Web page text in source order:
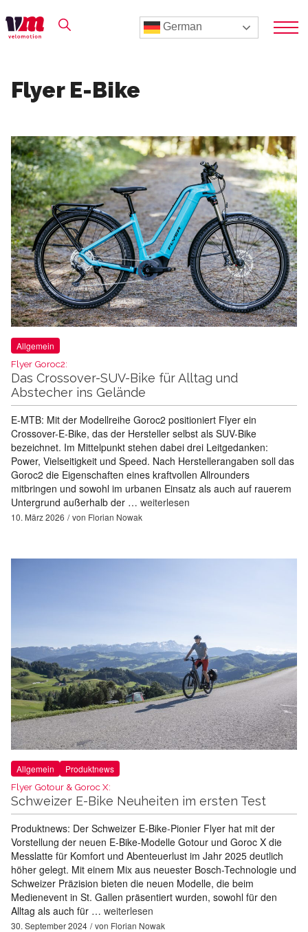
German
Flyer E-Bike
Allgemein
Flyer Goroc2:
Das Crossover-SUV-Bike für Alltag und
Abstecher ins Gelände
E-MTB: Mit der Modellreihe Goroc2 positioniert Flyer ein
Crossover-E-Bike, das der Hersteller selbst als SUV-Bike
bezeichnet. Im Mittelpunkt stehen dabei drei Leitgedanken:
Power, Vielseitigkeit und Speed. Nach Herstellerangaben soll das
Goroc2 die Eigenschaften eines kraftvollen Allrounders
mitbringen und sowohl im urbanen Einsatz als auch auf rauerem
Untergrund außerhalb der … weiterlesen
10. März 2026 von Florian Nowak
Allgemein Produktnews
Flyer Gotour & Goroc X:
Schweizer E-Bike Neuheiten im ersten Test
Produktnews: Der Schweizer E-Bike-Pionier Flyer hat mit der
Vorstellung der neuen E-Bike-Modelle Gotour und Goroc X die
Messlatte für Komfort und Abenteuerlust im Jahr 2025 deutlich
höher gelegt. Mit einem Mix aus neuester Bosch-Technologie und
Schweizer Präzision bieten die neuen Modelle, die beim
Medienevent in St. Gallen präsentiert wurden, sowohl für den
Alltag als auch für … weiterlesen
30. September 2024 von Florian Nowak